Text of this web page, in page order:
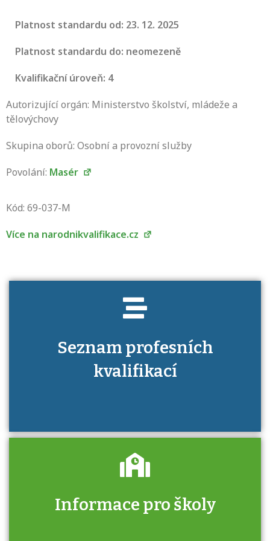
Platnost standardu od: 23. 12. 2025
Platnost standardu do: neomezeně
Kvalifikační úroveň: 4
Autorizující orgán: Ministerstvo školství, mládeže a
tělovýchovy
Skupina oborů: Osobní a provozní služby
Povolání: Masér
Kód: 69-037-M
Více na narodnikvalifikace.cz
Seznam profesních
kvalifikací
Víte, jaké dovednosti musíte pro danou
Informace pro školy
Zjistěte, jak se přihlásit ke zkoušce a kde